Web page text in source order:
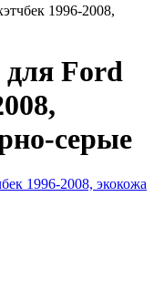
1996-2008,
Ford
серые